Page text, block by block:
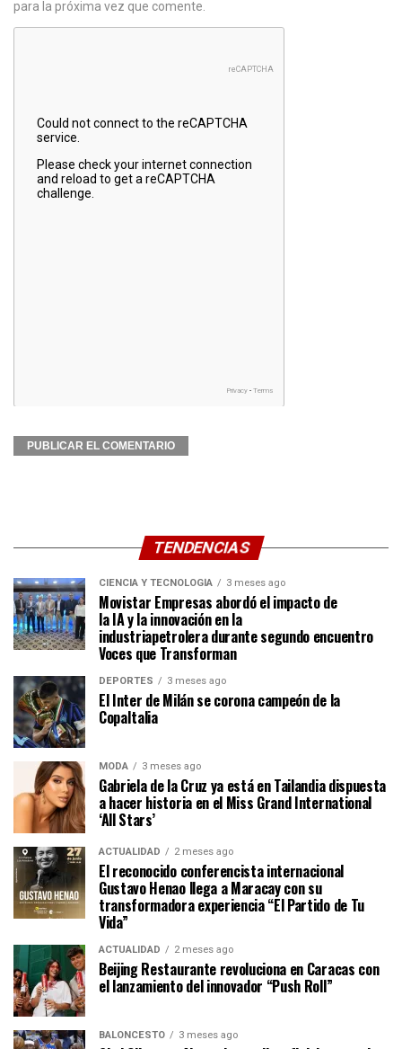
para la próxima vez que comente.
TENDENCIAS
CIENCIA Y TECNOLOGÍA 3 meses ago
Movistar Empresas abordó el impacto de
la IA y la innovación en la
industriapetrolera durante segundo encuentro
Voces que Transforman
DEPORTES 3 meses ago
El Inter de Milán se corona campeón de la
CopaItalia
MODA 3 meses ago
Gabriela de la Cruz ya está en Tailandia dispuesta
a hacer historia en el Miss Grand International
‘All Stars’
ACTUALIDAD 2 meses ago
El reconocido conferencista internacional
Gustavo Henao llega a Maracay con su
transformadora experiencia “El Partido de Tu
Vida”
ACTUALIDAD 2 meses ago
Beijing Restaurante revoluciona en Caracas con
el lanzamiento del innovador “Push Roll”
BALONCESTO 3 meses ago